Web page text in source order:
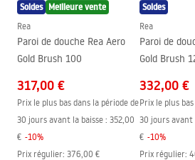
Réglage de pression
Oui
Système Anti-calcaire
Technologie du revêtement
PVD
Entraxe des raccords
150 mm
Garantie
24
Instructions de montage
shower_set.pdf
Soldes Meilleure vente
Rea
Paroi de douche Rea Aero
Gold Brush 100
317,00 €
Prix le plus bas dans la période de
30 jours avant la baisse : 352,00
€ -10%
Prix régulier: 376,00 €
Soldes
Rea
Paroi de
Gold Brush
332,00 €
Prix le plus
30 jours avant
€ -10%
Prix régulier: